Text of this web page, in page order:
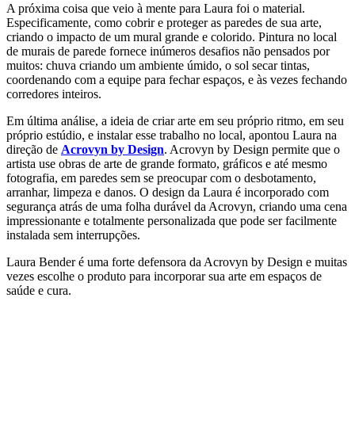
A próxima coisa que veio à mente para Laura foi o material.
Especificamente, como cobrir e proteger as paredes de sua arte,
criando o impacto de um mural grande e colorido. Pintura no local
de murais de parede fornece inúmeros desafios não pensados por
muitos: chuva criando um ambiente úmido, o sol secar tintas,
coordenando com a equipe para fechar espaços, e às vezes fechando
corredores inteiros.
Em última análise, a ideia de criar arte em seu próprio ritmo, em seu
próprio estúdio, e instalar esse trabalho no local, apontou Laura na
direção de Acrovyn by Design. Acrovyn by Design permite que o
artista use obras de arte de grande formato, gráficos e até mesmo
fotografia, em paredes sem se preocupar com o desbotamento,
arranhar, limpeza e danos. O design da Laura é incorporado com
segurança atrás de uma folha durável da Acrovyn, criando uma cena
impressionante e totalmente personalizada que pode ser facilmente
instalada sem interrupções.
Laura Bender é uma forte defensora da Acrovyn by Design e muitas
vezes escolhe o produto para incorporar sua arte em espaços de
saúde e cura.